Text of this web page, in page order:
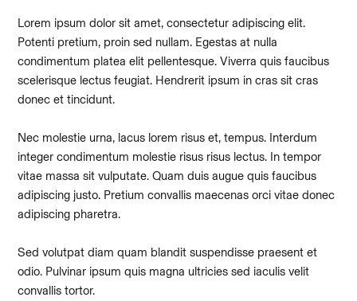
Lorem ipsum dolor sit amet, consectetur adipiscing elit.
Potenti pretium, proin sed nullam. Egestas at nulla
condimentum platea elit pellentesque. Viverra quis faucibus
scelerisque lectus feugiat. Hendrerit ipsum in cras sit cras
donec et tincidunt.
Nec molestie urna, lacus lorem risus et, tempus. Interdum
integer condimentum molestie risus risus lectus. In tempor
vitae massa sit vulputate. Quam duis augue quis faucibus
adipiscing justo. Pretium convallis maecenas orci vitae donec
adipiscing pharetra.
Sed volutpat diam quam blandit suspendisse praesent et
odio. Pulvinar ipsum quis magna ultricies sed iaculis velit
convallis tortor.